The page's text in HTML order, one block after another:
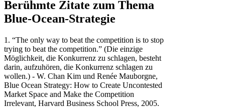
Berühmte Zitate zum Thema
Blue-Ocean-Strategie
1. “The only way to beat the competition is to stop
trying to beat the competition.” (Die einzige
Möglichkeit, die Konkurrenz zu schlagen, besteht
darin, aufzuhören, die Konkurrenz schlagen zu
wollen.) - W. Chan Kim und Renée Mauborgne,
Blue Ocean Strategy: How to Create Uncontested
Market Space and Make the Competition
Irrelevant, Harvard Business School Press, 2005.